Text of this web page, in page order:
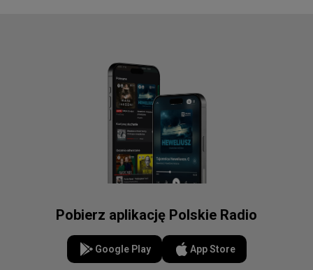
Pobierz aplikację Polskie Radio
Google Play App Store